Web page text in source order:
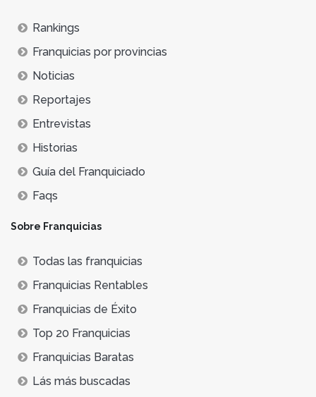
Rankings
Franquicias por provincias
Noticias
Reportajes
Entrevistas
Historias
Guía del Franquiciado
Faqs
Sobre Franquicias
Todas las franquicias
Franquicias Rentables
Franquicias de Éxito
Top 20 Franquicias
Franquicias Baratas
Lás más buscadas